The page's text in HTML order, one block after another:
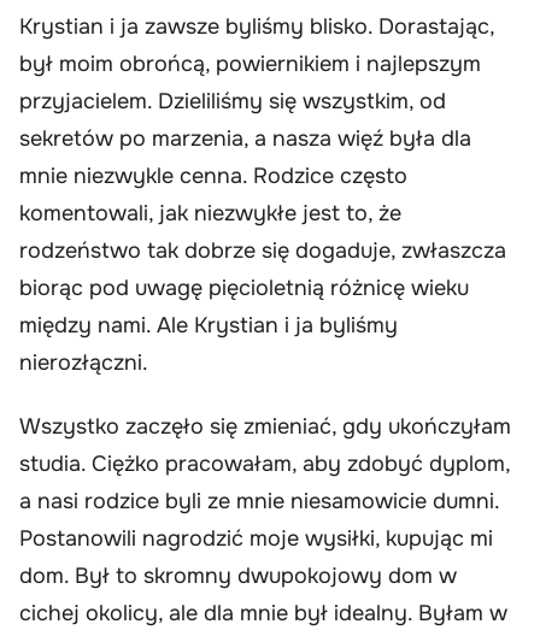
Krystian i ja zawsze byliśmy blisko. Dorastając,
był moim obrońcą, powiernikiem i najlepszym
przyjacielem. Dzieliliśmy się wszystkim, od
sekretów po marzenia, a nasza więź była dla
mnie niezwykle cenna. Rodzice często
komentowali, jak niezwykłe jest to, że
rodzeństwo tak dobrze się dogaduje, zwłaszcza
biorąc pod uwagę pięcioletnią różnicę wieku
między nami. Ale Krystian i ja byliśmy
nierozłączni.
Wszystko zaczęło się zmieniać, gdy ukończyłam
studia. Ciężko pracowałam, aby zdobyć dyplom,
a nasi rodzice byli ze mnie niesamowicie dumni.
Postanowili nagrodzić moje wysiłki, kupując mi
dom. Był to skromny dwupokojowy dom w
cichej okolicy, ale dla mnie był idealny. Byłam w